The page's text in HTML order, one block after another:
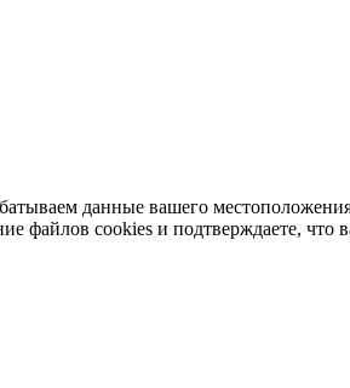
данные вашего
файлов cookies и подтверждаете, что